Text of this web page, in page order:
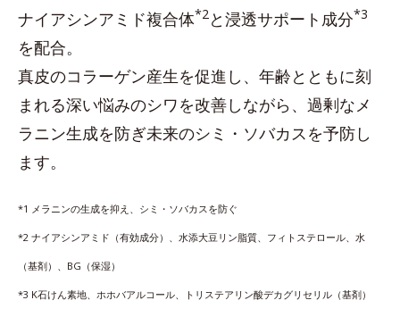
ナイアシンアミド複合体*2 と浸透サポート成分*3
を配合。
真皮のコラーゲン産生を促進し、年齢とともに刻
まれる深い悩みのシワを改善しながら、過剰なメ
ラニン生成を防ぎ未来のシミ・ソバカスを予防し
ます。
*1 メラニンの生成を抑え、シミ・ソバカスを防ぐ
*2 ナイアシンアミド（有効成分）、水添大豆リン脂質、フィトステロール、水
（基剤）、BG（保湿）
*3 K石けん素地、ホホバアルコール、トリステアリン酸デカグリセリル（基剤）